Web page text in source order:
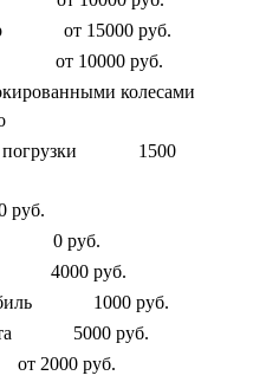
от 15000 руб.
от 10000 руб.
колесами
1500
руб.
0 руб.
4000 руб.
1000 руб.
5000 руб.
от 2000 руб.